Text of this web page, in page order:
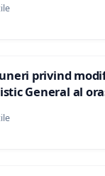
privind
General al